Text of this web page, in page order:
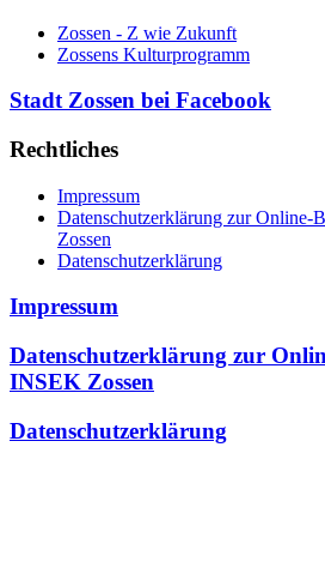
Zossen - Z wie Zukunft
Zossens Kulturprogramm
Stadt Zossen bei Facebook
Rechtliches
Impressum
Datenschutzerklärung zur Online-
Zossen
Datenschutzerklärung
Impressum
Datenschutzerklärung zur
INSEK Zossen
Datenschutzerklärung